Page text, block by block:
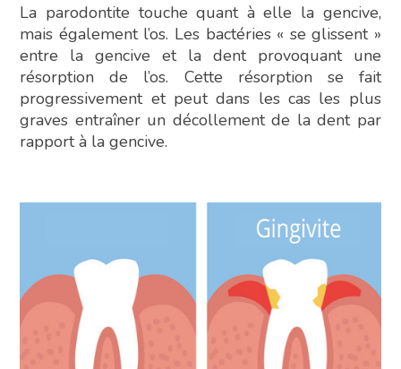
La parodontite touche quant à elle la gencive,
mais également l’os. Les bactéries « se glissent »
entre la gencive et la dent provoquant une
résorption de l’os. Cette résorption se fait
progressivement et peut dans les cas les plus
graves entraîner un décollement de la dent par
rapport à la gencive.